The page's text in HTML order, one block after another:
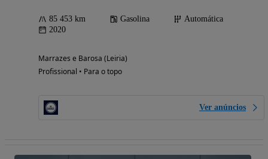
85 453 km Gasolina
Automática
2020
Marrazes e Barosa (Leiria)
Profissional • Para o topo
Ver anúncios